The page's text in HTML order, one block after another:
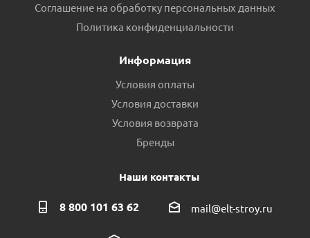
Соглашение на обработку персональных данных
Политика конфиденциальности
Информация
Условия оплаты
Условия доставки
Условия возврата
Бренды
Наши контакты
8 800 101 63 62 mail@elt-stroy.ru